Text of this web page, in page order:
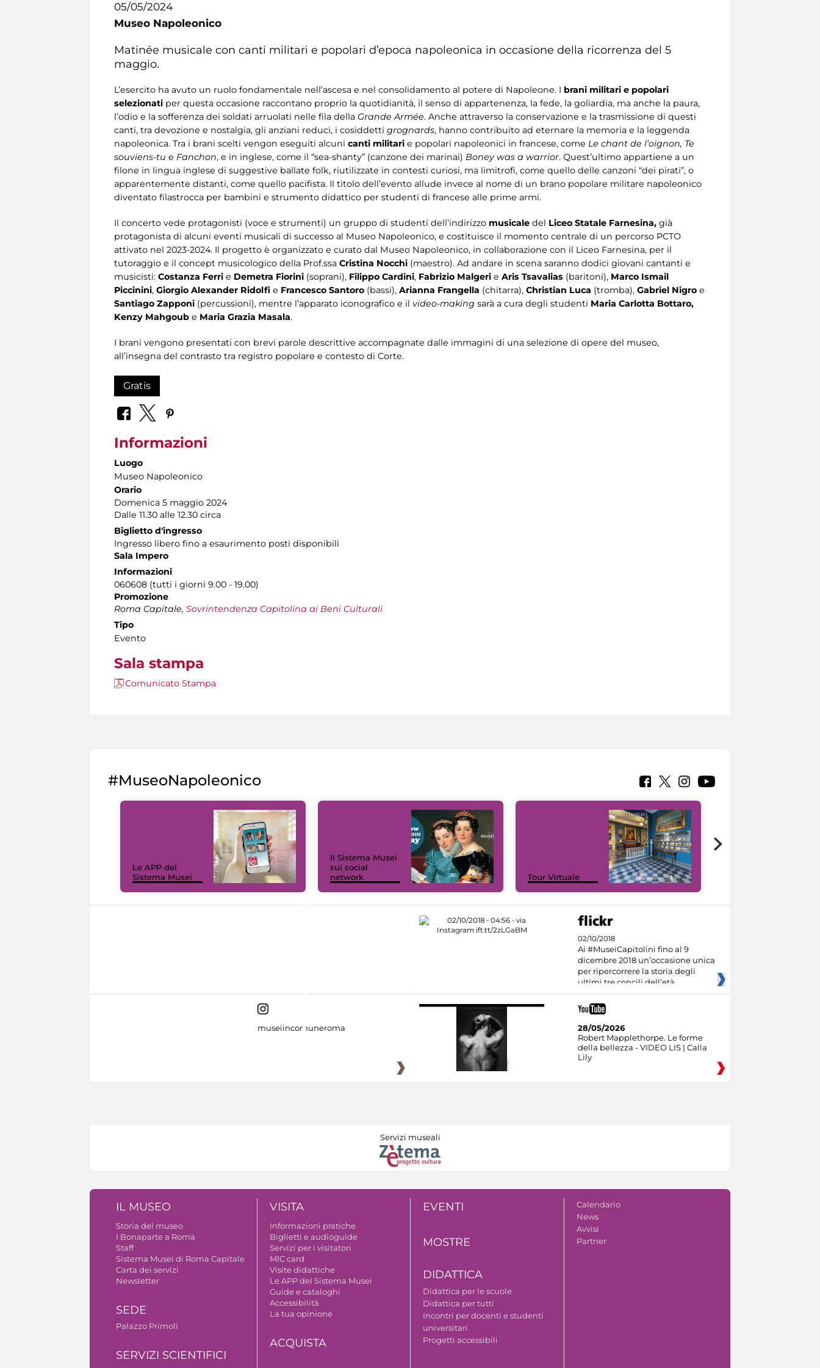
05/05/2024
Museo Napoleonico
Matinée musicale con canti militari e popolari d’epoca napoleonica in occasione della ricorrenza del 5
maggio.
L’esercito ha avuto un ruolo fondamentale nell’ascesa e nel consolidamento al potere di Napoleone. I brani militari e popolari
selezionati per questa occasione raccontano proprio la quotidianità, il senso di appartenenza, la fede, la goliardia, ma anche la paura,
l’odio e la sofferenza dei soldati arruolati nelle fila della Grande Armée. Anche attraverso la conservazione e la trasmissione di questi
canti, tra devozione e nostalgia, gli anziani reduci, i cosiddetti grognards, hanno contribuito ad eternare la memoria e la leggenda
napoleonica. Tra i brani scelti vengon eseguiti alcuni canti militari e popolari napoleonici in francese, come Le chant de l’oignon, Te
souviens-tu e Fanchon, e in inglese, come il “sea-shanty” (canzone dei marinai) Boney was a warrior. Quest’ultimo appartiene a un
filone in lingua inglese di suggestive ballate folk, riutilizzate in contesti curiosi, ma limitrofi, come quello delle canzoni “dei pirati”, o
apparentemente distanti, come quello pacifista. Il titolo dell’evento allude invece al nome di un brano popolare militare napoleonico
diventato filastrocca per bambini e strumento didattico per studenti di francese alle prime armi.
Il concerto vede protagonisti (voce e strumenti) un gruppo di studenti dell’indirizzo musicale del Liceo Statale Farnesina, già
protagonista di alcuni eventi musicali di successo al Museo Napoleonico, e costituisce il momento centrale di un percorso PCTO
attivato nel 2023-2024. Il progetto è organizzato e curato dal Museo Napoleonico, in collaborazione con il Liceo Farnesina, per il
tutoraggio e il concept musicologico della Prof.ssa Cristina Nocchi (maestro). Ad andare in scena saranno dodici giovani cantanti e
musicisti: Costanza Ferri e Demetra Fiorini (soprani), Filippo Cardini, Fabrizio Malgeri e Aris Tsavalias (baritoni), Marco Ismail
Piccinini, Giorgio Alexander Ridolfi e Francesco Santoro (bassi), Arianna Frangella (chitarra), Christian Luca (tromba), Gabriel Nigro e
Santiago Zapponi (percussioni), mentre l’apparato iconografico e il video-making sarà a cura degli studenti Maria Carlotta Bottaro,
Kenzy Mahgoub e Maria Grazia Masala.
I brani vengono presentati con brevi parole descrittive accompagnate dalle immagini di una selezione di opere del museo,
all’insegna del contrasto tra registro popolare e contesto di Corte.
Gratis
Informazioni
Luogo
Museo Napoleonico
Orario
Domenica 5 maggio 2024
Dalle 11.30 alle 12.30 circa
Biglietto d'ingresso
Ingresso libero fino a esaurimento posti disponibili
Sala Impero
Informazioni
060608 (tutti i giorni 9.00 - 19.00)
Promozione
Roma Capitale, Sovrintendenza Capitolina ai Beni Culturali
Tipo
Evento
Sala stampa
Comunicato Stampa
#MuseoNapoleonico
Le APP del
Sistema Musei
Il Sistema Musei
sui social
network
Tour Virtuale
02/10/2018
Ai #MuseiCapitolini fino al 9
dicembre 2018 un’occasione unica
per ripercorrere la storia degli
ultimi tre concili dell’età
museiincomuneroma
28/05/2026
Robert Mapplethorpe. Le forme
della bellezza - VIDEO LIS | Calla
Lily
Servizi museali
IL MUSEO
Storia del museo
I Bonaparte a Roma
Staff
Sistema Musei di Roma Capitale
Carta dei servizi
Newsletter
SEDE
Palazzo Primoli
SERVIZI SCIENTIFICI
VISITA
Informazioni pratiche
Biglietti e audioguide
Servizi per i visitatori
MIC card
Visite didattiche
Le APP del Sistema Musei
Guide e cataloghi
Accessibilità
La tua opinione
ACQUISTA
EVENTI
MOSTRE
DIDATTICA
Didattica per le scuole
Didattica per tutti
Incontri per docenti e studenti
universitari
Progetti accessibili
Calendario
News
Avvisi
Partner